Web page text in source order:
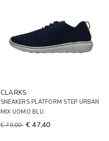
CLARKS
SNEAKERS PLATFORM STEP URBAN
MIX UOMO BLU
€ 79,00 € 47,40